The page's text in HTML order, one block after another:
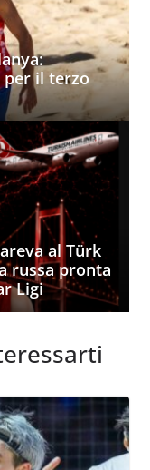
per il terzo
al Türk
russa pronta
Ligi